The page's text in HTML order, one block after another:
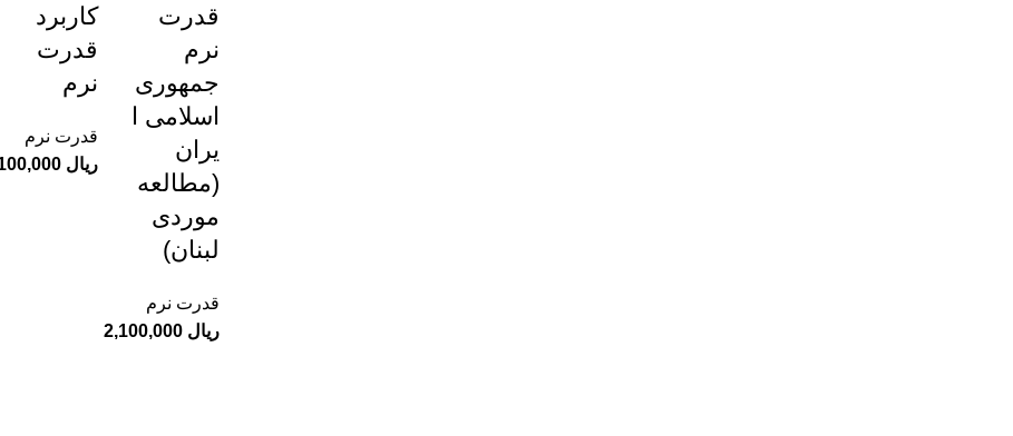
قدرت
نرم
جمهوری
اسلامی ا
یران
(مطالعه
موردی
لبنان)
قدرت نرم
ریال
کاربرد
قدرت
نرم
قدرت نرم
ریال